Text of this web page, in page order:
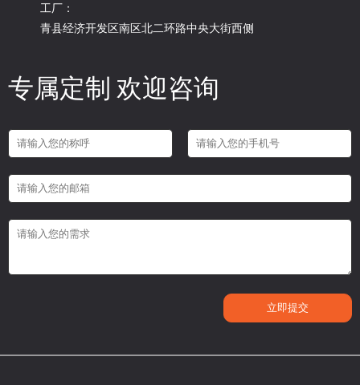
工厂：
青县经济开发区南区北二环路中央大街西侧
专属定制 欢迎咨询